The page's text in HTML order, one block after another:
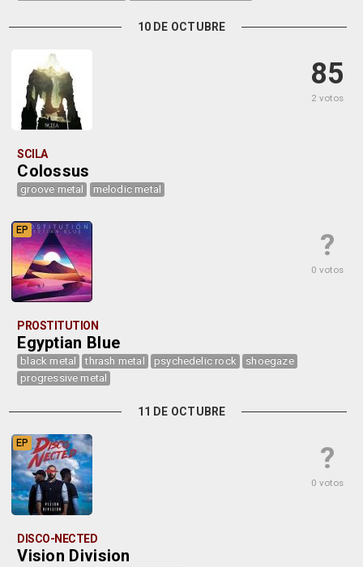
10 DE OCTUBRE
85
2 votos
SCILA
Colossus
groove metal melodic metal
?
0 votos
EP
PROSTITUTION
Egyptian Blue
black metal thrash metal psychedelic rock
shoegaze
progressive metal
11 DE OCTUBRE
?
0 votos
EP
DISCO-NECTED
Vision Division